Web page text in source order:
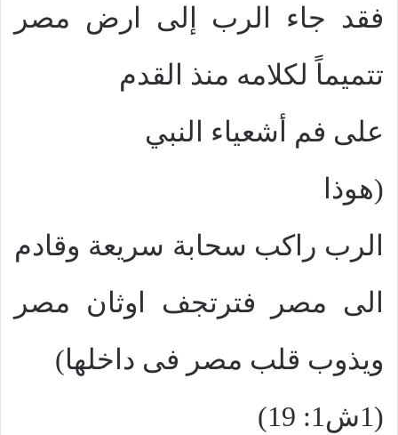
فقد جاء الرب إلى ارض مصر
تتميماً لكلامه منذ القدم
على فم أشعياء النبي
(هوذا
الرب راكب سحابة سريعة وقادم
الى مصر فترتجف اوثان مصر
ويذوب قلب مصر فى داخلها)
(1ش1: 19)